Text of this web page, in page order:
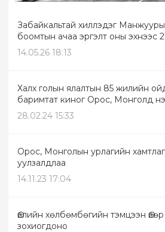
Забайкальтай хиллэдэг
боомтын ачаа эргэлт оны эхнээс
14.05.26 18:13
Халх голын ялалтын 85 жилийн
баримтат киног Орос, Монголд
28.02.24 15:33
Орос, Монголын урлагийн
уулзалдлаа
14.11.23 17:04
Өвлийн хөлбөмбөгийн тэмцээн
зохиогдоно